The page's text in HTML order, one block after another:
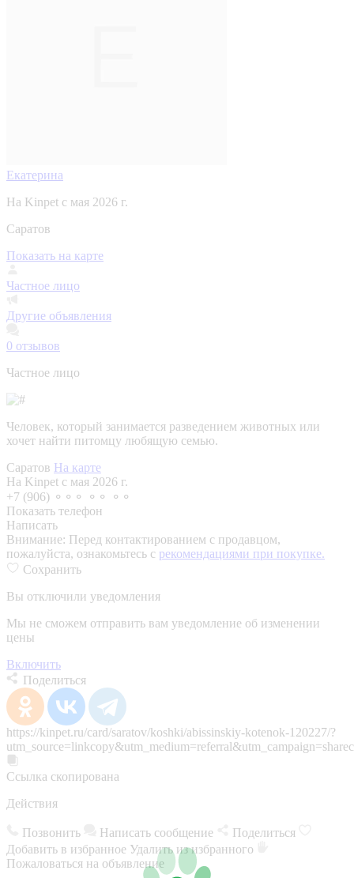
Екатерина
На Kinpet c мая 2026 г.
Саратов
Показать на карте
Частное лицо
Другие объявления
0 отзывов
Частное лицо
Человек, который занимается разведением животных или
хочет найти питомцу любящую семью.
Саратов На карте
На Kinpet c мая 2026 г.
+7 (906) ⚬⚬⚬ ⚬⚬ ⚬⚬
Показать телефон
Написать
Внимание: Перед контактированием с продавцом,
пожалуйста, ознакомьтесь с рекомендациями при покупке.
Сохранить
Вы отключили уведомления
Мы не сможем отправить вам уведомление об изменении
цены
Включить
Поделиться
https://kinpet.ru/card/saratov/koshki/abissinskiy-kotenok-120227/?
Ссылка скопирована
Действия
Позвонить Написать сообщение
Поделиться
Добавить в избранное Удалить из избранного
Пожаловаться на объявление